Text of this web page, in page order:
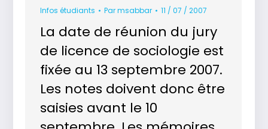
Infos étudiants Parmsabbar 11 / 07 / 2007
La date de réunion du jury
de licence de sociologie est
fixée au 13 septembre 2007.
Les notes doivent donc être
saisies avant le 10